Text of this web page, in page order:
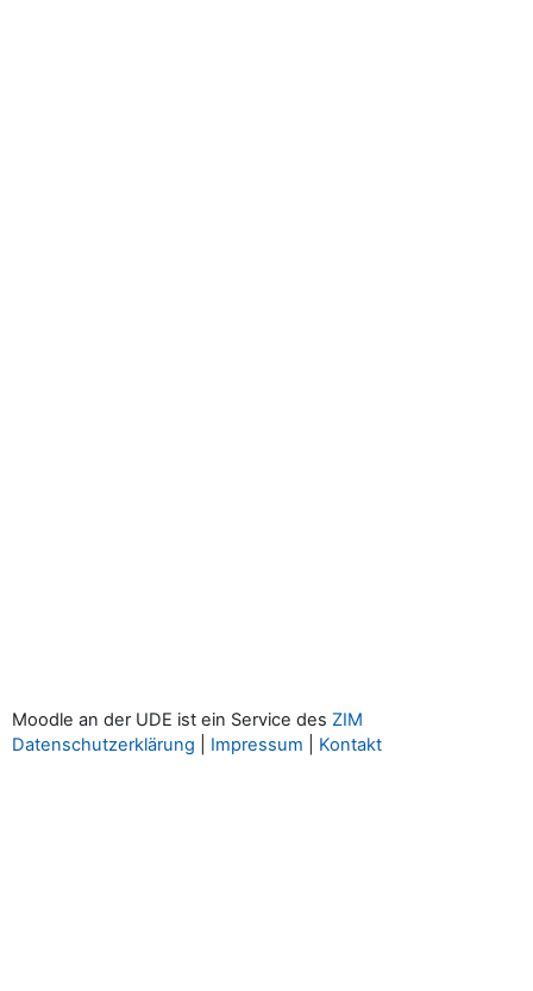
Moodle an der UDE ist ein Service des ZIM
Datenschutzerklärung
Impressum Kontakt